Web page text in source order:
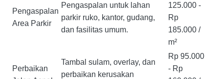
Pengaspalan
Area Parkir
Pengaspalan untuk lahan
parkir ruko, kantor, gudang,
dan fasilitas umum.
125.000 -
Rp
185.000 /
m²
Perbaikan
Tambal sulam, overlay, dan
perbaikan kerusakan
Rp 95.000
- Rp